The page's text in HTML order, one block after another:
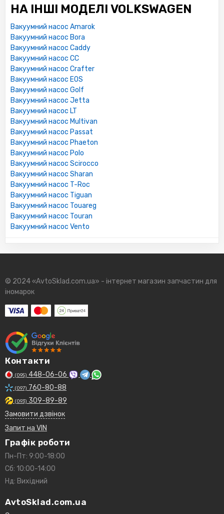
НА ІНШІ МОДЕЛІ VOLKSWAGEN
Вакуумний насос Amarok
Вакуумний насос Bora
Вакуумний насос Caddy
Вакуумний насос CC
Вакуумний насос Crafter
Вакуумний насос EOS
Вакуумний насос Golf
Вакуумний насос Jetta
Вакуумний насос LT
Вакуумний насос Multivan
Вакуумний насос Passat
Вакуумний насос Phaeton
Вакуумний насос Polo
Вакуумний насос Scirocco
Вакуумний насос Sharan
Вакуумний насос T-Roc
Вакуумний насос Tiguan
Вакуумний насос Touareg
Вакуумний насос Touran
Вакуумний насос Vento
© 2024 «AvtoSklad.com.ua» - інтернет магазин запчастин для
іномарок
Контакти
(095) 448-06-06
(097) 760-80-88
(093) 309-89-89
Замовити дзвінок
Запит на VIN
Графік роботи
Пн-Пт: 9:00-18:00
Сб: 10:00-14:00
Нд: Вихідний
AvtoSklad.com.ua